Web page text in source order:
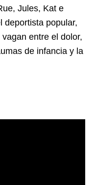
Jules, Kat e
deportista popular,
entre el dolor,
de infancia y la